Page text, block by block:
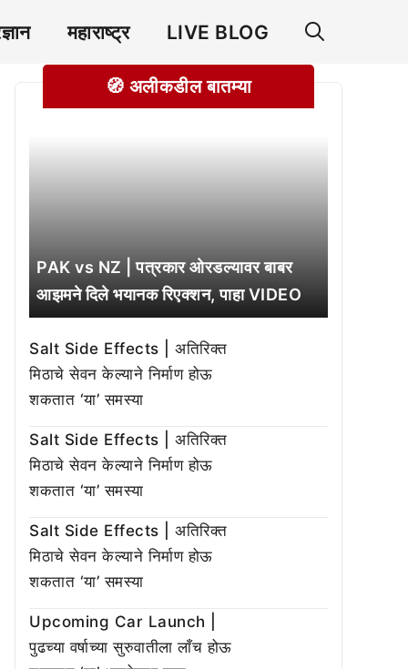
महाराष्ट्र LIVE BLOG
🧭 अलीकडील बातम्या
PAK vs NZ | पत्रकार ओरडल्यावर बाबर
आझमने दिले भयानक रिएक्शन, पाहा VIDEO
Salt Side Effects | अतिरिक्त
मिठाचे सेवन केल्याने निर्माण होऊ
शकतात ‘या’ समस्या
Salt Side Effects | अतिरिक्त
मिठाचे सेवन केल्याने निर्माण होऊ
शकतात ‘या’ समस्या
Salt Side Effects | अतिरिक्त
मिठाचे सेवन केल्याने निर्माण होऊ
शकतात ‘या’ समस्या
Upcoming Car Launch |
पुढच्या वर्षाच्या सुरुवातीला लाँच होऊ